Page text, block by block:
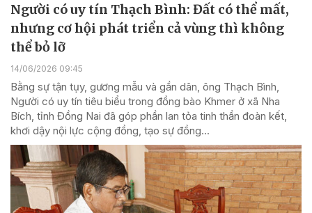
Người có uy tín Thạch Bình: Đất có thể mất,
nhưng cơ hội phát triển cả vùng thì không
thể bỏ lỡ
14/06/2026 09:45
Bằng sự tận tụy, gương mẫu và gần dân, ông Thạch Bình,
Người có uy tín tiêu biểu trong đồng bào Khmer ở xã Nha
Bích, tỉnh Đồng Nai đã góp phần lan tỏa tinh thần đoàn kết,
khơi dậy nội lực cộng đồng, tạo sự đồng...